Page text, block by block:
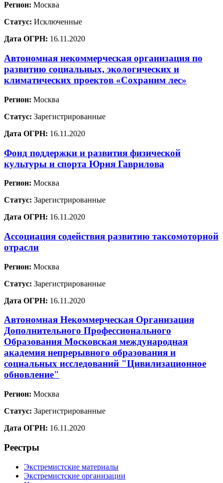
Регион: Москва
Статус: Исключенные
Дата ОГРН: 16.11.2020
Автономная некоммерческая организация по
развитию социальных, экологических и
климатических проектов «Сохраним лес»
Регион: Москва
Статус: Зарегистрированные
Дата ОГРН: 16.11.2020
Фонд поддержки и развития физической
культуры и спорта Юрия Гаврилова
Регион: Москва
Статус: Зарегистрированные
Дата ОГРН: 16.11.2020
Ассоциация содействия развитию таксомоторной
отрасли
Регион: Москва
Статус: Зарегистрированные
Дата ОГРН: 16.11.2020
Автономная Некоммерческая Организация
Дополнительного Профессионального
Образования Московская международная
академия непрерывного образования и
социальных исследований "Цивилизационное
обновление"
Регион: Москва
Статус: Зарегистрированные
Дата ОГРН: 16.11.2020
Реестры
Экстремистские материалы
Экстремистские организации